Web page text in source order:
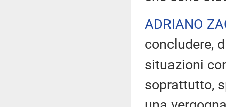
ADRIANO
concludere,
situazioni
soprattutto,